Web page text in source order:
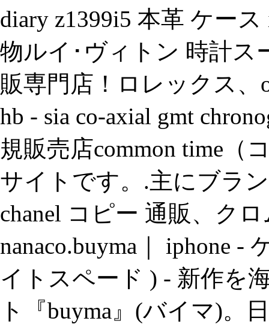
diary z1399i5 本革 ケー
物ルイ･ヴィトン 時計ス
販専門店！ロレックス、
hb - sia co-axial gmt
規販売店common time（
サイトです。.主にブラ
chanel コピー 通販、ク
nanaco.buyma｜ iphone -
イトスペード ) - 新作を
ト『buyma』(バイマ)。